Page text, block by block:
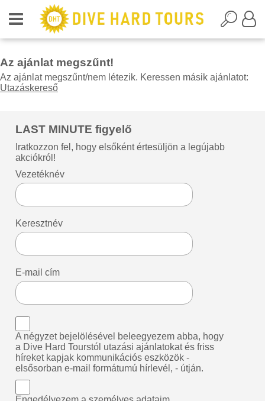
Az ajánlat megszűnt!
Az ajánlat megszűnt/nem létezik. Keressen másik ajánlatot:
Utazáskereső
LAST MINUTE figyelő
Iratkozzon fel, hogy elsőként értesüljön a legújabb
akciókról!
Vezetéknév
Keresztnév
E-mail cím
A négyzet bejelölésével beleegyezem abba, hogy
a Dive Hard Tourstól utazási ajánlatokat és friss
híreket kapjak kommunikációs eszközök -
elsősorban e-mail formátumú hírlevél, - útján.